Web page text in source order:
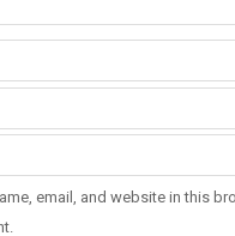
email, and website in this